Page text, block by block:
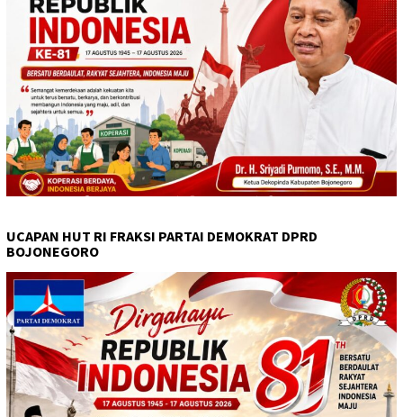
UCAPAN HUT RI FRAKSI PARTAI DEMOKRAT DPRD
BOJONEGORO